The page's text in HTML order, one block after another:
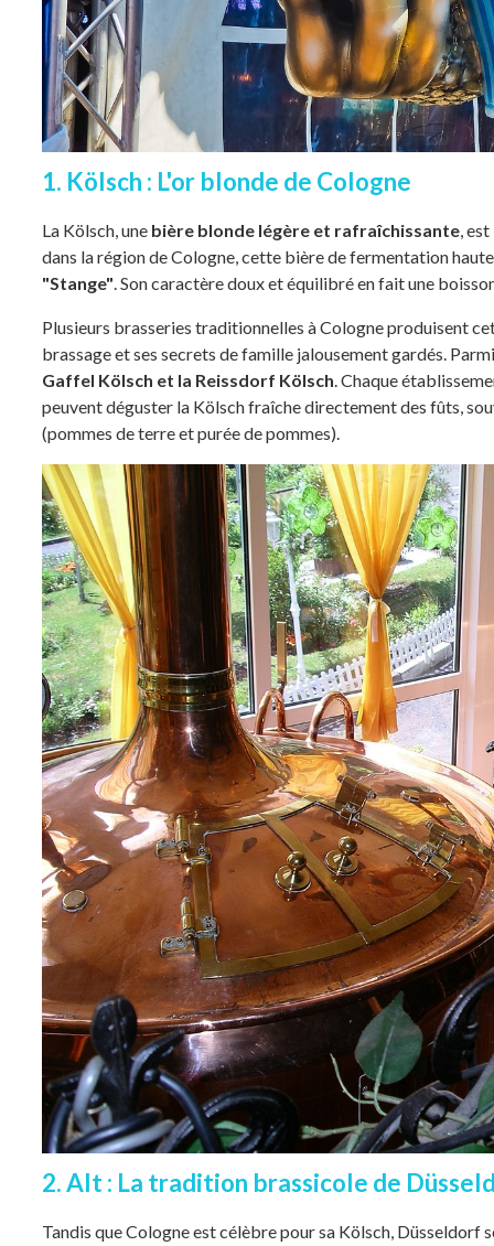
1. Kölsch : L'or blonde de Cologne
La Kölsch, une bière blonde légère et rafraîchissante,
dans la région de Cologne, cette bière de fermentation
"Stange". Son caractère doux et équilibré en fait une
Plusieurs brasseries traditionnelles à Cologne produisent
brassage et ses secrets de famille jalousement gardés.
Gaffel Kölsch et la Reissdorf Kölsch. Chaque
peuvent déguster la Kölsch fraîche directement des fûts,
(pommes de terre et purée de pommes).
2. Alt : La tradition brassicole de
Tandis que Cologne est célèbre pour sa Kölsch,